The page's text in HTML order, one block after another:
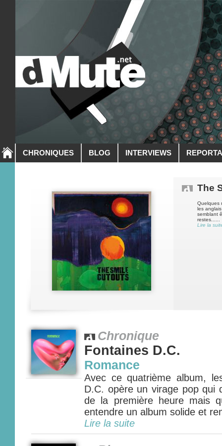
CHRONIQUES BLOG INTERVIEWS
The
Quelques
les
semblant
restes......
Lire la
Chronique
Fontaines D.C.
Romance
Avec ce quatrième album,
D.C. opère un virage pop qui
de la première heure mais
entendre un album solide et
Lire la suite